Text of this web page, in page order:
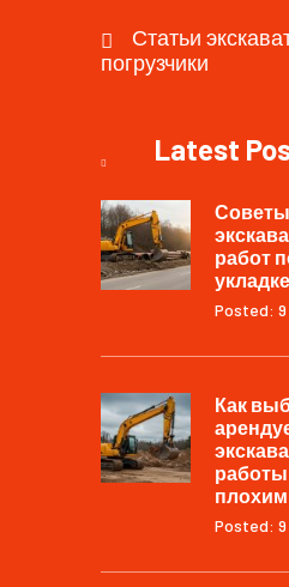
Статьи
погрузчики
Latest
работ
Posted:
Как
работы
Posted: